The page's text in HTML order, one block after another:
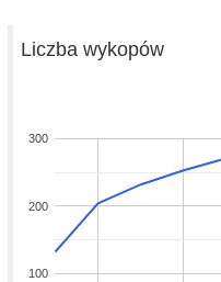
Liczba wykopów
100
200
300